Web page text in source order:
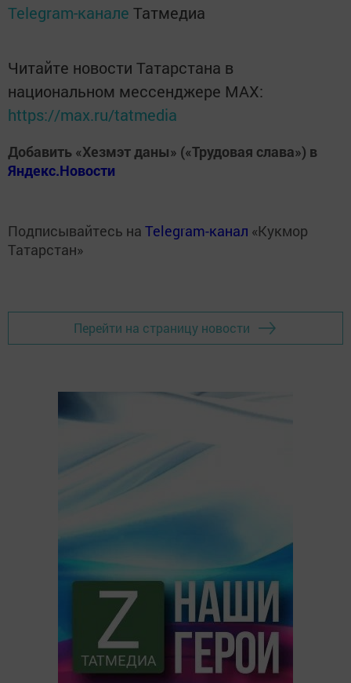
Telegram-канале Татмедиа
Читайте новости Татарстана в
национальном мессенджере MАХ:
https://max.ru/tatmedia
Добавить «Хезмэт даны» («Трудовая слава») в
Яндекс.Новости
Подписывайтесь на Telegram-канал «Кукмор
Татарстан»
Перейти на страницу новости